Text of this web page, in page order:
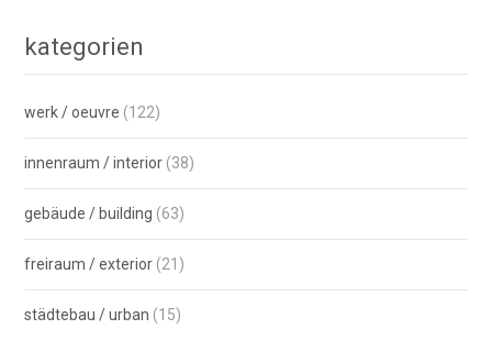
kategorien
werk / oeuvre (122)
innenraum / interior (38)
gebäude / building (63)
freiraum / exterior (21)
städtebau / urban (15)